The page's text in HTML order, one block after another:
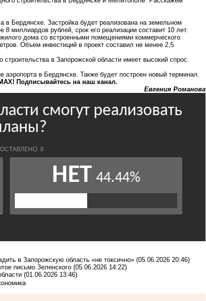
в Бердянске. Застройка будет реализована на земельном
миллиардов рублей, срок его реализации составит 10 лет.
дома со встроенными помещениями коммерческого
Объем инвестиций в проект составил не менее 2,5
в Запорожской области имеет высокий спрос.
аэропорта в Бердянске . Также будет построен новый терминал.
Подписывайтесь на наш канал.
Евгения Романова
в Запорожскую область «не токсично» (05.06.2026 20:46)
письмо Зеленского (05.06.2026 14:22)
(01.06.2026 13:46)